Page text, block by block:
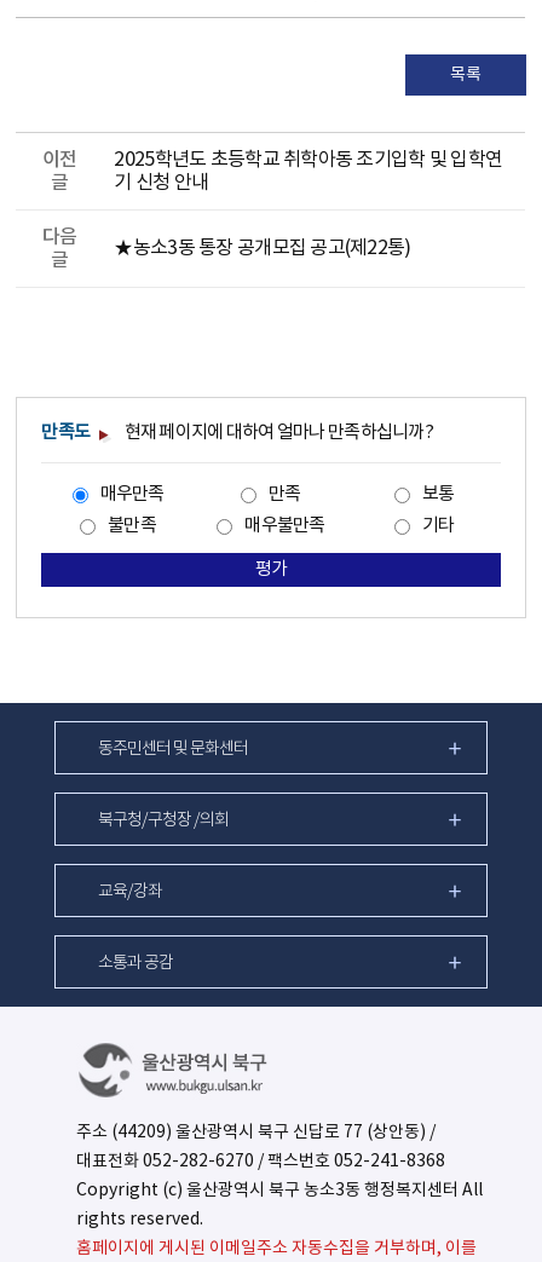
목록
이전
글
2025학년도 초등학교 취학아동 조기입학 및 입학연
기 신청 안내
다음
글
★농소3동 통장 공개모집 공고(제22통)
만족도 현재 페이지에 대하여 얼마나 만족하십니까?
매우만족 만족
보통
불만족
매우불만족 기타
평가
동주민센터 및 문화센터
북구청/구청장 /의회
교육/강좌
소통과 공감
주소 (44209) 울산광역시 북구 신답로 77 (상안동) /
대표전화052-282-6270 / 팩스번호 052-241-8368
Copyright (c) 울산광역시 북구 농소3동 행정복지센터 All
rights reserved.
홈페이지에 게시된 이메일주소 자동수집을 거부하며, 이를